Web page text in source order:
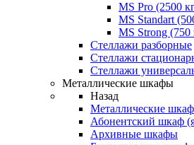
MS Pro (2500
MS Standart
MS Strong
Стеллажи разборные
Стеллажи
Стеллажи
Металлические шкафы
Назад
Металлические
Абонентский шкаф
Архивные шкафы